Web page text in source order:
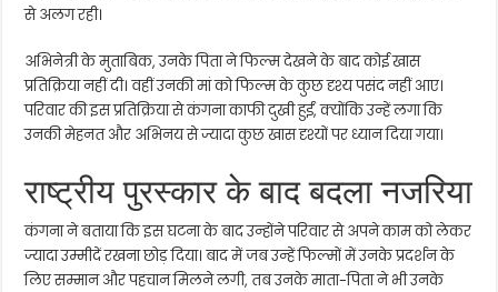
से अलग रही।
अभिनेत्री के मुताबिक, उनके पिता ने फिल्म देखने के बाद कोई खास
प्रतिक्रिया नहीं दी। वहीं उनकी मां को फिल्म के कुछ दृश्य पसंद नहीं आए।
परिवार की इस प्रतिक्रिया से कंगना काफी दुखी हुईं, क्योंकि उन्हें लगा कि
उनकी मेहनत और अभिनय से ज्यादा कुछ खास दृश्यों पर ध्यान दिया गया।
राष्ट्रीय पुरस्कार के बाद बदला नजरिया
कंगना ने बताया कि इस घटना के बाद उन्होंने परिवार से अपने काम को लेकर
ज्यादा उम्मीदें रखना छोड़ दिया। बाद में जब उन्हें फिल्मों में उनके प्रदर्शन के
लिए सम्मान और पहचान मिलने लगी, तब उनके माता-पिता ने भी उनके